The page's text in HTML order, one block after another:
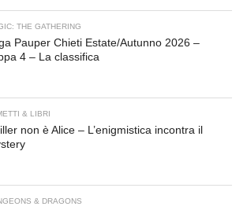
THE GATHERING
Pauper Chieti Estate/Autunno 2026 –
4 – La classifica
& LIBRI
non è Alice – L’enigmistica incontra il
& DRAGONS